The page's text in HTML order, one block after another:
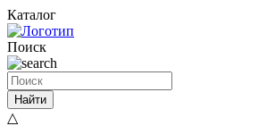
Каталог
Поиск
Найти
△